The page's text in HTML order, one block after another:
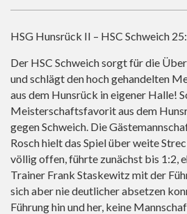
HSG Hunsrück II – HSC Schweich
Der HSC Schweich sorgt für die
und schlägt den hoch gehandelten
aus dem Hunsrück in eigener Halle!
Meisterschaftsfavorit aus dem
gegen Schweich. Die
Rosch hielt das Spiel über weite
völlig offen, führte zunächst bis 1:2,
Trainer Frank Staskewitz mit der
sich aber nie deutlicher absetzen
Führung hin und her, keine